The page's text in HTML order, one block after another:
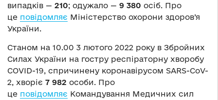
випадків — 210; одужало — 9 380 осіб. Про
це повідомляє Міністерство охорони здоров’я
України.
Станом на 10.00 3 лютого 2022 року в Збройних
Силах України на гостру респіраторну хворобу
COVID-19, спричинену коронавірусом SARS-CoV-
2, хворіє 7 982 особи. Про
це повідомляє Командування Медичних сил